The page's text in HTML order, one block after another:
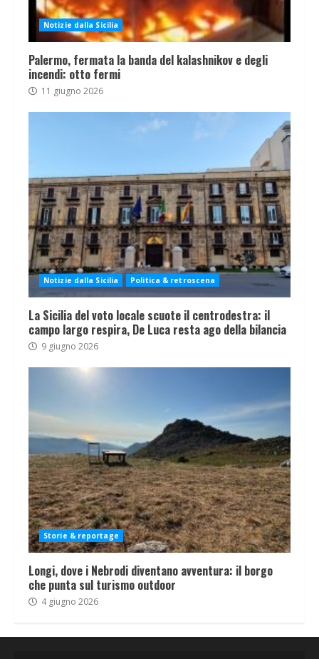
Notizie dalla Sicilia
Palermo, fermata la banda del kalashnikov e degli
incendi: otto fermi
11 giugno 2026
Notizie dalla Sicilia Politica & retroscena
La Sicilia del voto locale scuote il centrodestra: il
campo largo respira, De Luca resta ago della bilancia
9 giugno 2026
Storie & reportage
Longi, dove i Nebrodi diventano avventura: il borgo
che punta sul turismo outdoor
4 giugno 2026